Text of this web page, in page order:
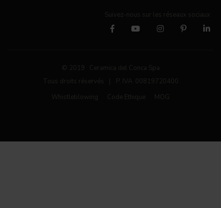
Suivez-nous sur les réseaux sociaux
© 2019 Ceramica del Conca Spa
Tous droits réservés
P. IVA 00819720400
Whistleblowing
Code Ethique MOG